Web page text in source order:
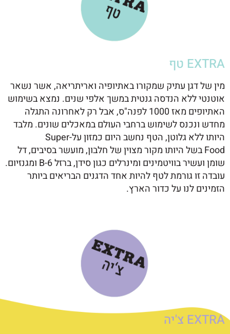
EXTRA טף
מין של דגן עתיק שמקורו באתיופיה ואריתריאה, אשר נשאר
אוטנטי ללא הנדסה גנטית במשך אלפי שנים. נמצא בשימוש
האתיופים מאז 1000 לפנה"ס, אבל רק לאחרונה התגלה
מחדש ונכנס לשימוש ברחבי העולם במאכלים שונים. מלבד
היותו ללא גלוטן, הטף נחשב היום כמזון על-Super
Foodבשל היותו מקור מצוין של חלבון, מועשר בסיבים, דל
שומן ועשיר בוויטמינים ומינרלים כגון סידן, ברזלB-6 ומגנזיום.
עובדה זו גורמת לטף להיות אחד הדגנים הבריאים ביותר
הזמינים לנו על כדור הארץ.
EXTRA צ'יה